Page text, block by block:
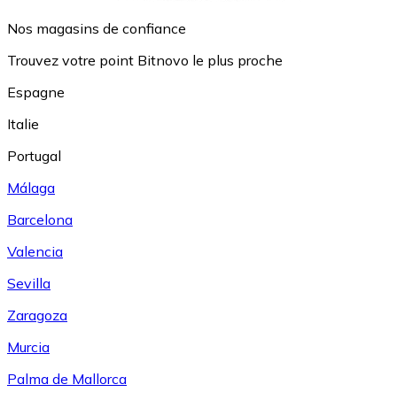
Nos magasins de confiance
Trouvez votre point Bitnovo le plus proche
Espagne
Italie
Portugal
Málaga
Barcelona
Valencia
Sevilla
Zaragoza
Murcia
Palma de Mallorca